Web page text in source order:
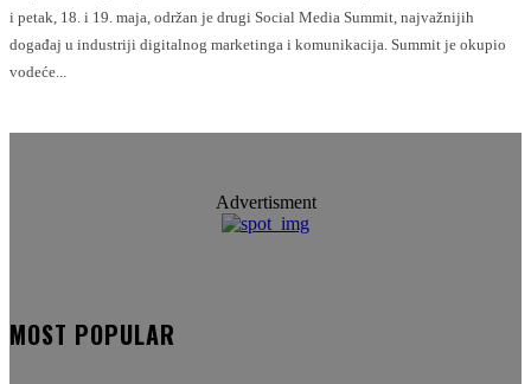
i petak, 18. i 19. maja, održan je drugi Social Media Summit, najvažnijih
događaj u industriji digitalnog marketinga i komunikacija. Summit je okupio
vodeće...
Advertisment
MOST POPULAR